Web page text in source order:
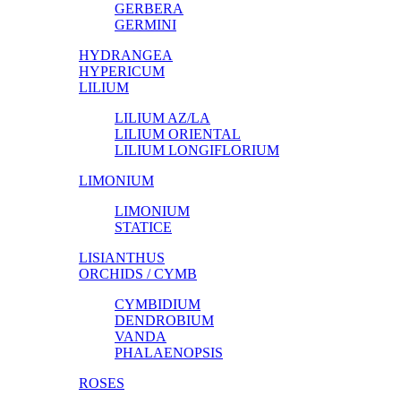
GERBERA
GERMINI
HYDRANGEA
HYPERICUM
LILIUM
LILIUM AZ/LA
LILIUM ORIENTAL
LILIUM LONGIFLORIUM
LIMONIUM
LIMONIUM
STATICE
LISIANTHUS
ORCHIDS / CYMB
CYMBIDIUM
DENDROBIUM
VANDA
PHALAENOPSIS
ROSES